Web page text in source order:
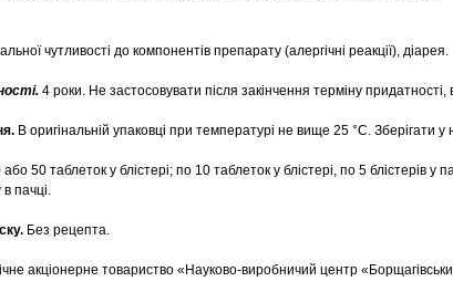
чутливості до компонентів препарату (алергічні реакції), діарея.
4 роки. Не застосовувати після закінчення терміну придатності,
В оригінальній упаковці при температурі не вище 25 °С. Зберігати у
50 таблеток у блістері; по 10 таблеток у блістері, по 5 блістерів у
пачці.
Без рецепта.
акціонерне товариство «Науково-виробничий центр